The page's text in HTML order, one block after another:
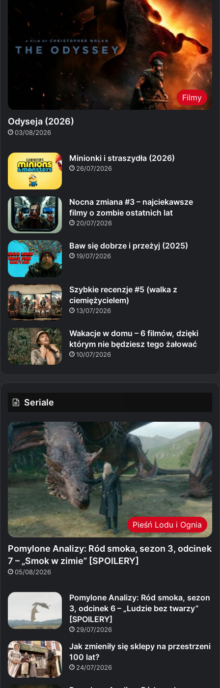
Filmy
Odyseja (2026)
03/08/2026
Minionki i straszydła (2026)
26/07/2026
Nocna zmiana #3 – najciekawsze
filmy o zombie ostatnich lat
20/07/2026
Baw się dobrze i przeżyj (2025)
19/07/2026
Szybkie recenzje #5 (walka z
ciemiężycielem)
13/07/2026
Wakacje w domu – 6 filmów, dzięki
którym nie będziesz tego żałować
10/07/2026
Seriale
Pieśń Lodu i Ognia
Pomylone Analizy: Ród smoka, sezon 3, odcinek
7 – „Smok w zimie” [SPOILERY]
05/08/2026
Pomylone Analizy: Ród smoka, sezon
3, odcinek 6 – „Ludzie bez twarzy”
[SPOILERY]
29/07/2026
Jak zmieniły się sklepy na przestrzeni
100 lat?
24/07/2026